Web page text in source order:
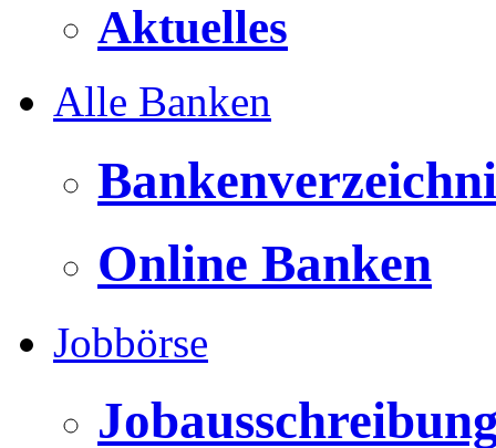
Aktuelles
Alle Banken
Online Banken
Jobbörse